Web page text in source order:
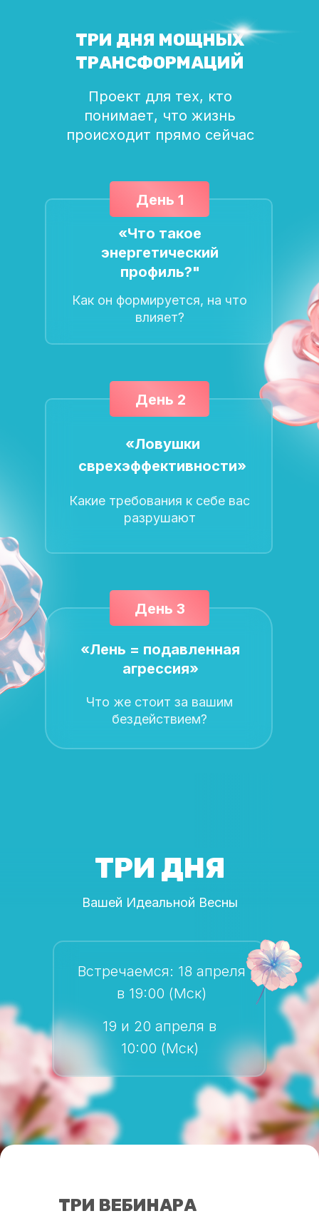
ТРИ ДНЯ МОЩНЫХ
ТРАНСФОРМАЦИЙ
Проект для тех, кто
понимает, что жизнь
происходит прямо сейчас
Как он формируется, на что
влияет?
«Что такое
энергетический
профиль?"
День 1
Какие требования к себе вас
разрушают
«Ловушки
сврехэффективности»
День 2
Что же стоит за вашим
бездействием?
«Лень = подавленная
агрессия»
День 3
Вашей Идеальной Весны
ТРИ ДНЯ
Встречаемся: 18 апреля
в 19:00 (Мск)
19 и 20 апреля в
10:00 (Мск)
ТРИ ВЕБИНАРА